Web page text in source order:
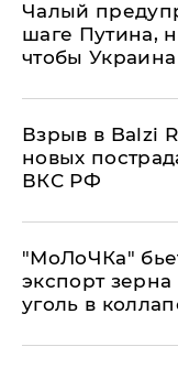
Чалый
шаге Путина,
чтобы
Взрыв в Balzi
новых
ВКС РФ
​"МоЛоЧКа"
экспорт зерна
уголь в